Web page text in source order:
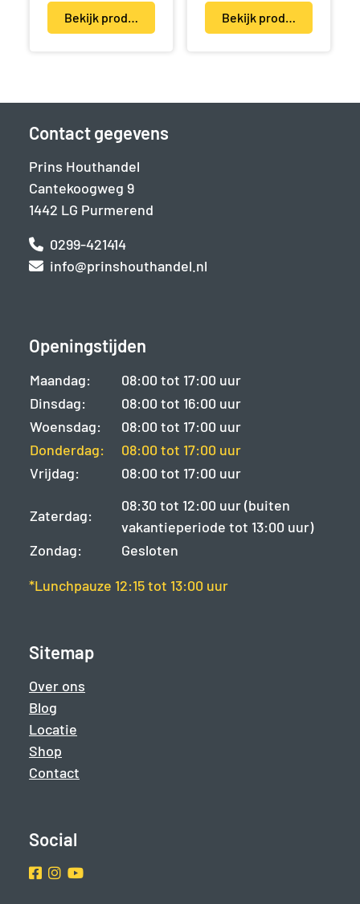
Bekijk product(en) Bekijk product(en)
Contact gegevens
Prins Houthandel
Cantekoogweg 9
1442 LG Purmerend
0299-421414
info@prinshouthandel.nl
Openingstijden
Maandag:
08:00 tot 17:00 uur
Dinsdag:
08:00 tot 16:00 uur
Woensdag:
08:00 tot 17:00 uur
Donderdag:
08:00 tot 17:00 uur
Vrijdag:
08:00 tot 17:00 uur
Zaterdag:
08:30 tot 12:00 uur (buiten
vakantieperiode tot 13:00 uur)
Zondag:
Gesloten
*Lunchpauze 12:15 tot 13:00 uur
Sitemap
Over ons
Blog
Locatie
Shop
Contact
Social
Facebook
Instragram
Youtube